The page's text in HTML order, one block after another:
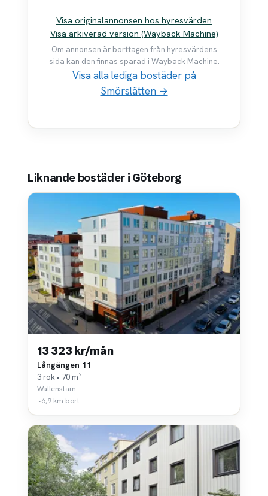
Visa originalannonsen hos hyresvärden
Visa arkiverad version (Wayback Machine)
Om annonsen är borttagen från hyresvärdens
sida kan den finnas sparad i Wayback Machine.
Visa alla lediga bostäder på
Smörslätten →
Liknande bostäder i Göteborg
13 323 kr/mån
Långängen 11
3 rok • 70 m²
Wallenstam
~6,9 km bort